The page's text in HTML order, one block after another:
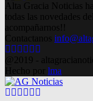
Alta Gracia Noticias
todas las novedades
acompañarnos!!
Contactanos
Facebook
Twitter
Instagram
Pinterest
Google
@2019 -
Hecho por lma
Facebook
Twitter
Instagram
Pinterest
Google